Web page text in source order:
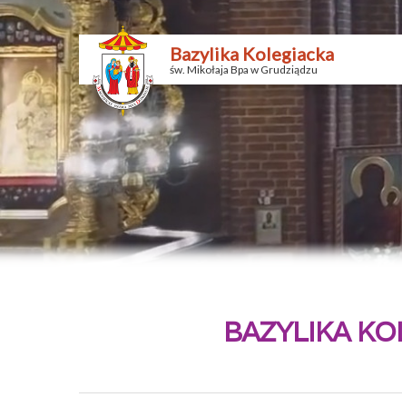
Bazylika Kolegiacka
św. Mikołaja Bpa w Grudziądzu
BAZYLIKA